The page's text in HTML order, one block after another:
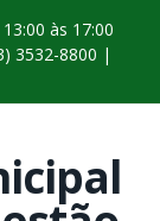
às 17:00
3532-8800 |